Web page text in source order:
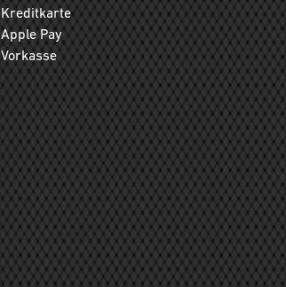
Kreditkarte
Apple Pay
Vorkasse